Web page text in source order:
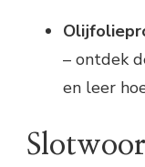
– ontdek
en leer